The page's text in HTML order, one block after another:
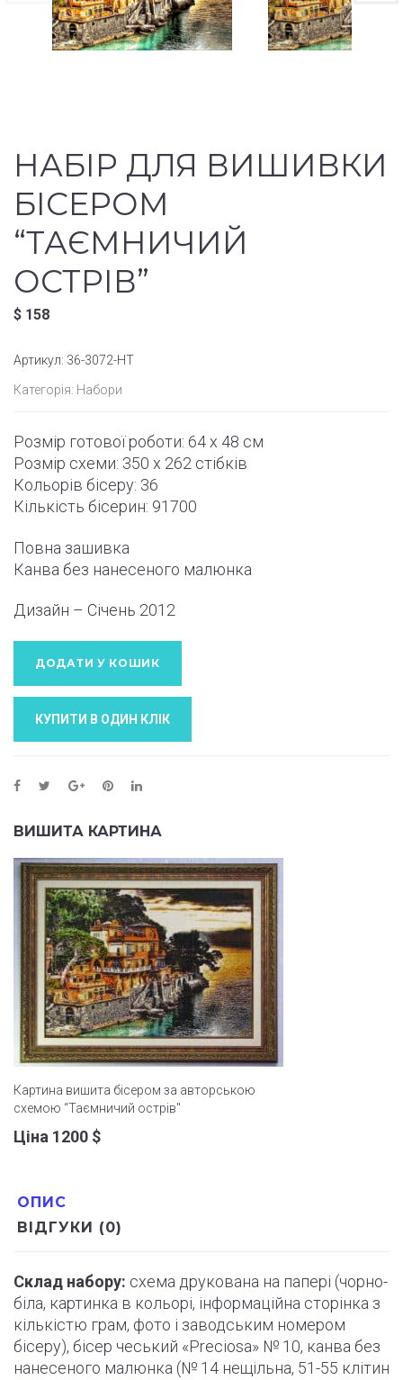
НАБІР ДЛЯ ВИШИВКИ
БІСЕРОМ
“ТАЄМНИЧИЙ
ОСТРІВ”
$ 158
Артикул: 36-3072-НТ
Категорія: Набори
Розмір готової роботи: 64 x 48 см
Розмір схеми: 350 x 262 стібків
Кольорів бісеру: 36
Кількість бісерин: 91700
Повна зашивка
Канва без нанесеного малюнка
Дизайн – Січень 2012
ДОДАТИ У КОШИК
КУПИТИ В ОДИН КЛIК
ОПИС
ВІДГУКИ (0)
Склад набору: схема друкована на папері (чорно-
біла, картинка в кольорі, інформаційна сторінка з
кількістю грам, фото і заводським номером
бісеру), бісер чеський «Preciosa» № 10, канва без
нанесеного малюнка (№ 14 нещільна, 51-55 клітин
ВИШИТА КАРТИНА
Картина вишита бісером за авторською
схемою “Таємничий острів"
Ціна 1200 $